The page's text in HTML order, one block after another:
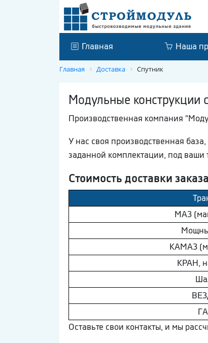
Главная Наша
Главная Доставка Спутник
Модульные конструкции
Производственная компания
У нас своя производственная
заданной комплектации, под ваши
Стоимость доставки заказа
МAЗ
КAМAЗ
КРАН,
Оставьте свои контакты, и мы